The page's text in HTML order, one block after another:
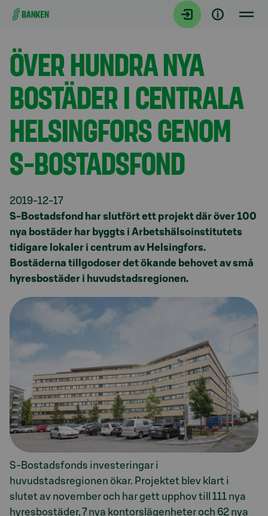
Gå direkt till innehållet
Aktuellt
ÖVER HUNDRA NYA
BOSTÄDER I CENTRALA
HELSINGFORS GENOM
S-BOSTADSFOND
2019-12-17
S-Bostadsfond har slutfört ett projekt där över 100
nya bostäder har byggts i Arbetshälsoinstitutets
tidigare lokaler i centrum av Helsingfors.
Bostäderna tillgodoser det ökande behovet av små
hyresbostäder i huvudstadsregionen.
S-Bostadsfonds investeringar i
huvudstadsregionen ökar. Projektet blev klart i
slutet av november och har gett upphov till 111 nya
hyresbostäder, 7 nya kontorslägenheter och 62 nya